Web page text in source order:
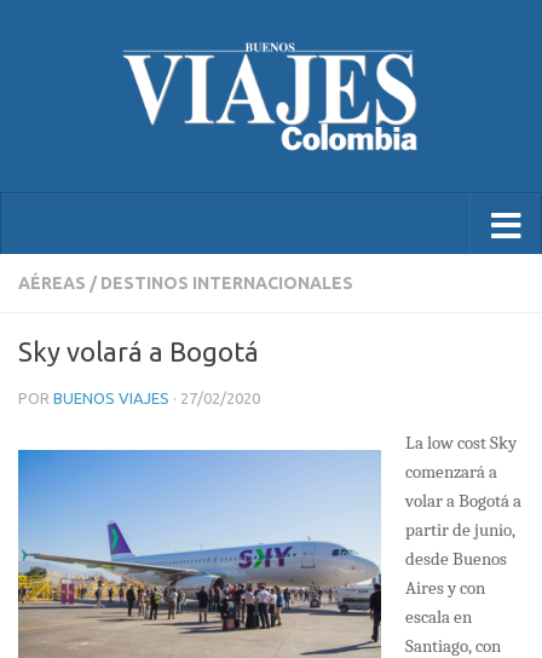
AÉREAS / DESTINOS INTERNACIONALES
Sky volará a Bogotá
POR BUENOS VIAJES · 27/02/2020
La low cost Sky
comenzará a
volar a Bogotá a
partir de junio,
desde Buenos
Aires y con
escala en
Santiago, con